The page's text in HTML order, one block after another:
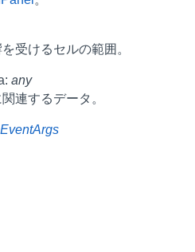
受けるセルの範囲。
any
連するデータ。